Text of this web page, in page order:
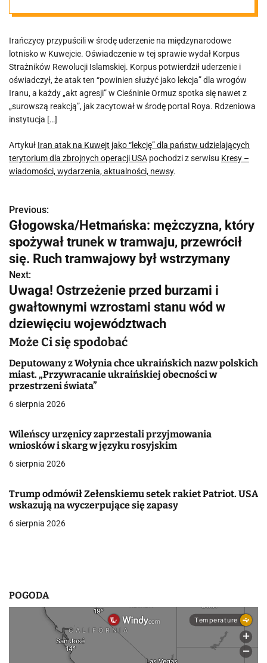
udzielających
terytorium dla
zbrojnych
operacji USA
Irańczycy przypuścili w środę uderzenie na międzynarodowe
lotnisko w Kuwejcie. Oświadczenie w tej sprawie wydał Korpus
Strażników Rewolucji Islamskiej. Korpus potwierdził uderzenie i
oświadczył, że atak ten “powinien służyć jako lekcja” dla wrogów
Iranu, a każdy „akt agresji” w Cieśninie Ormuz spotka się nawet z
„surowszą reakcją”, jak zacytował w środę portal Roya. Rdzeniowa
instytucja […]
Artykuł Iran atak na Kuwejt jako “lekcję” dla państw udzielających
terytorium dla zbrojnych operacji USA pochodzi z serwisu Kresy –
wiadomości, wydarzenia, aktualności, newsy.
N
a
w
i
g
a
c
j
a
p
i
u
Previous:
Głogowska/Hetmańska: mężczyzna, który
spożywał trunek w tramwaju, przewrócił
się. Ruch tramwajowy był wstrzymany
Next:
Uwaga! Ostrzeżenie przed burzami i
gwałtownymi wzrostami stanu wód w
dziewięciu województwach
Może Ci się spodobać
Deputowany z Wołynia chce ukraińskich nazw polskich
miast. „Przywracanie ukraińskiej obecności w
przestrzeni świata”
6 sierpnia 2026
Wileńscy urzęnicy zaprzestali przyjmowania
wniosków i skarg w języku rosyjskim
6 sierpnia 2026
Trump odmówił Zełenskiemu setek rakiet Patriot. USA
wskazują na wyczerpujące się zapasy
6 sierpnia 2026
POGODA